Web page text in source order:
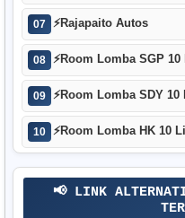
07 ⚡Rajapaito Autos
08 ⚡Room Lomba SGP 10
09 ⚡Room Lomba SDY 10
10 ⚡Room Lomba HK 10
📢 LINK